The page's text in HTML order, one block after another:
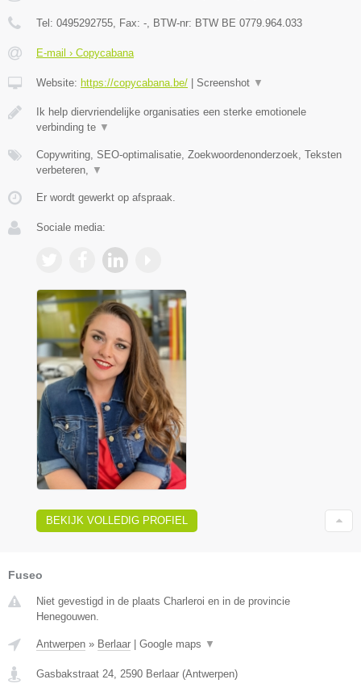
Tel: 0495292755 , Fax: - , BTW-nr: BTW BE 0779.964.033
E-mail › Copycabana
Website: https://copycabana.be/ Screenshot ▼
Ik help diervriendelijke organisaties een sterke emotionele
verbinding te ▼
Copywriting, SEO-optimalisatie, Zoekwoordenonderzoek, Teksten
verbeteren,
▼
Er wordt gewerkt op afspraak.
Sociale media:
BEKIJK VOLLEDIG PROFIEL
Fuseo
Niet gevestigd in de plaats Charleroi en in de provincie
Henegouwen.
Antwerpen » Berlaar Google maps ▼
Gasbakstraat 24, 2590 Berlaar (Antwerpen)